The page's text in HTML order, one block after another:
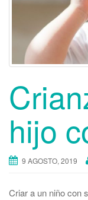
hijo
9 AGOSTO, 2019
Criar a un niño con